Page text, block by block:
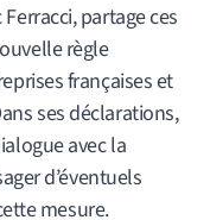
partage ces
règle
françaises et
ses déclarations,
avec la
d’éventuels
mesure.